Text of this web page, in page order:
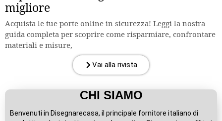
migliore
Acquista le tue porte online in sicurezza! Leggi la nostra
guida completa per scoprire come risparmiare, confrontare
materiali e misure,
Vai alla rivista
CHI SIAMO
Benvenuti in Disegnarecasa, il principale fornitore italiano di